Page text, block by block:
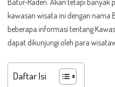
kawasan wisata ini dengan nama
beberapa informasi tentang
dapat dikunjungi oleh para
Daftar Isi